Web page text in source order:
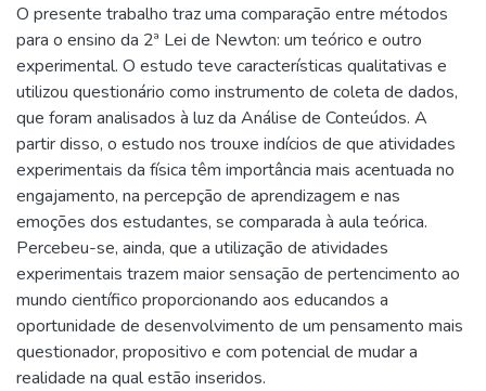
O presente trabalho traz uma comparação entre métodos
para o ensino da 2ª Lei de Newton: um teórico e outro
experimental. O estudo teve características qualitativas e
utilizou questionário como instrumento de coleta de dados,
que foram analisados à luz da Análise de Conteúdos. A
partir disso, o estudo nos trouxe indícios de que atividades
experimentais da física têm importância mais acentuada no
engajamento, na percepção de aprendizagem e nas
emoções dos estudantes, se comparada à aula teórica.
Percebeu-se, ainda, que a utilização de atividades
experimentais trazem maior sensação de pertencimento ao
mundo científico proporcionando aos educandos a
oportunidade de desenvolvimento de um pensamento mais
questionador, propositivo e com potencial de mudar a
realidade na qual estão inseridos.